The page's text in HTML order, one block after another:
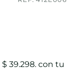
$ 39.298. con tu